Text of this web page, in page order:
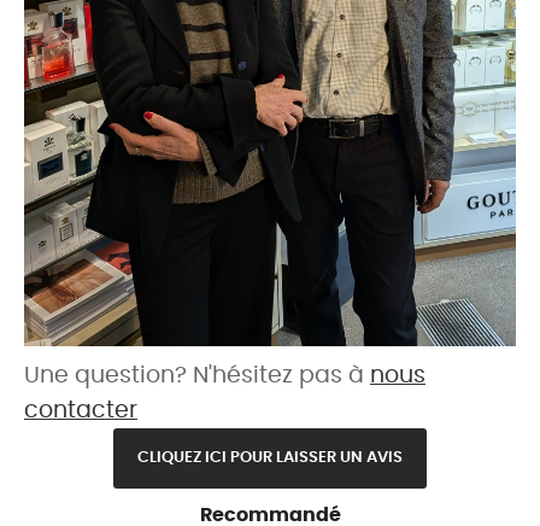
Une question? N'hésitez pas à nous
contacter
CLIQUEZ ICI POUR LAISSER UN AVIS
Recommandé